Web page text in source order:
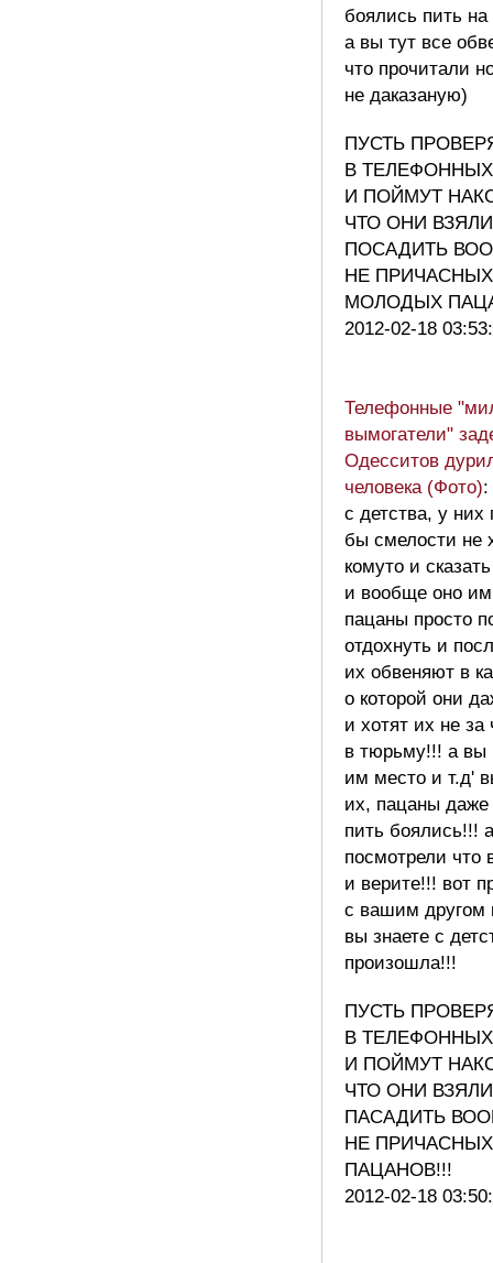
боялись пить
а вы тут все
что прочитали
не даказаную)
ПУСТЬ
В
И ПОЙМУТ
ЧТО ОНИ
ПОСАДИТЬ
НЕ
МОЛОДЫХ
2012-02-18
Телефонные
вымогатели"
Одесситов
человека (Фото):
с детства, у них
бы смелости не
комуто и
и вообще оно
пацаны просто
отдохнуть и
их обвеняют в
о которой они
и хотят их не за
в тюрьму!!! а вы
им место и т.д'
их, пацаны
пить боялись!!!
посмотрели что
и верите!!! вот
с вашим другом
вы знаете с
произошла!!!
ПУСТЬ
В
И ПОЙМУТ
ЧТО ОНИ
ПАСАДИТЬ
НЕ
ПАЦАНОВ!!!
2012-02-18